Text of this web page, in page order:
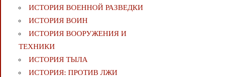
ИСТОРИЯ ВОЕННОЙ РАЗВЕДКИ
ИСТОРИЯ ВОИН
ИСТОРИЯ ВООРУЖЕНИЯ И
ТЕХНИКИ
ИСТОРИЯ ТЫЛА
ИСТОРИЯ: ПРОТИВ ЛЖИ